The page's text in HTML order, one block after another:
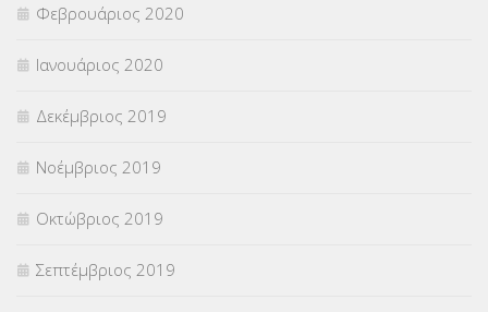
Φεβρουάριος 2020
Ιανουάριος 2020
Δεκέμβριος 2019
Νοέμβριος 2019
Οκτώβριος 2019
Σεπτέμβριος 2019